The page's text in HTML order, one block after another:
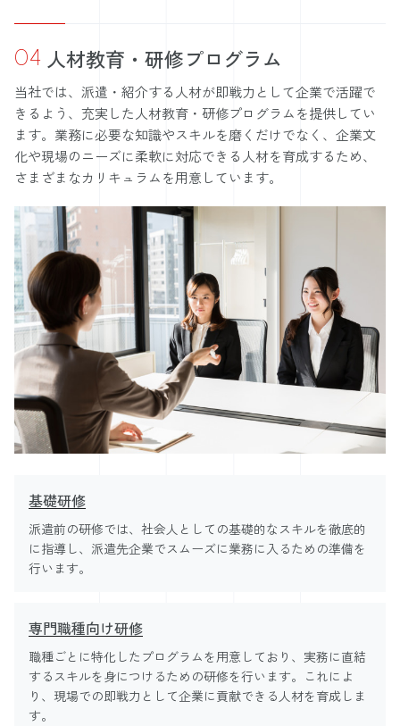
04 人材教育・研修プログラム
当社では、派遣・紹介する人材が即戦力として企業で活躍で
きるよう、充実した人材教育・研修プログラムを提供してい
ます。業務に必要な知識やスキルを磨くだけでなく、企業文
化や現場のニーズに柔軟に対応できる人材を育成するため、
さまざまなカリキュラムを用意しています。
基礎研修
派遣前の研修では、社会人としての基礎的なスキルを徹底的
に指導し、派遣先企業でスムーズに業務に入るための準備を
行います。
専門職種向け研修
職種ごとに特化したプログラムを用意しており、実務に直結
するスキルを身につけるための研修を行います。これによ
り、現場での即戦力として企業に貢献できる人材を育成しま
す。